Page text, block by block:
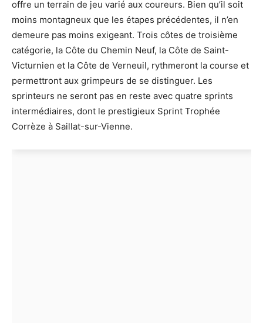
offre un terrain de jeu varié aux coureurs. Bien qu’il soit
moins montagneux que les étapes précédentes, il n’en
demeure pas moins exigeant. Trois côtes de troisième
catégorie, la Côte du Chemin Neuf, la Côte de Saint-
Victurnien et la Côte de Verneuil, rythmeront la course et
permettront aux grimpeurs de se distinguer. Les
sprinteurs ne seront pas en reste avec quatre sprints
intermédiaires, dont le prestigieux Sprint Trophée
Corrèze à Saillat-sur-Vienne.